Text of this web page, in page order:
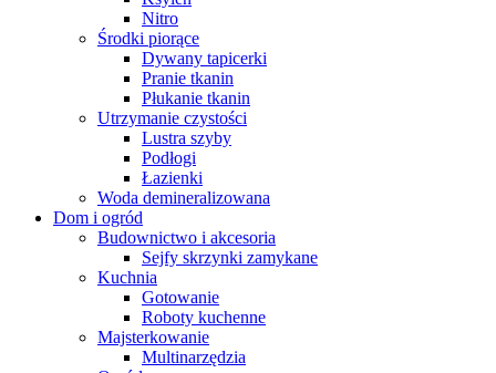
Nitro
Środki piorące
Dywany tapicerki
Pranie tkanin
Płukanie tkanin
Utrzymanie czystości
Lustra szyby
Podłogi
Łazienki
Woda demineralizowana
Dom i ogród
Budownictwo i akcesoria
Sejfy skrzynki zamykane
Kuchnia
Gotowanie
Roboty kuchenne
Majsterkowanie
Multinarzędzia